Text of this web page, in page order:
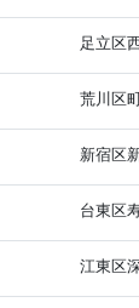
足立区
荒川区
新宿区
台東区
江東区